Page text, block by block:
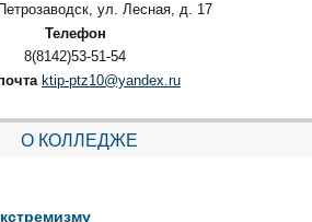
ул. Лесная, д. 17
Телефон
8(8142)53-51-54
ktip-ptz10@yandex.ru
О КОЛЛЕДЖЕ